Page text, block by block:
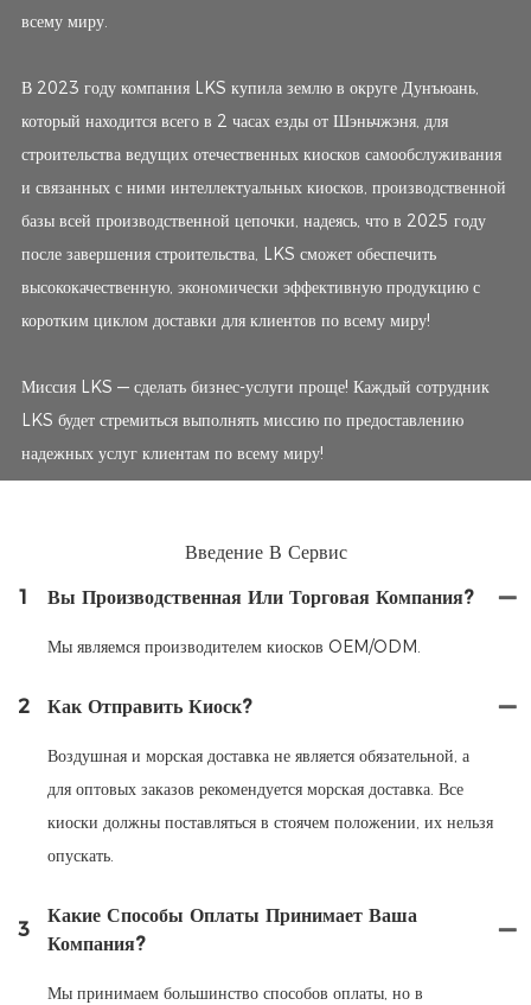
всему миру.
В 2023 году компания LKS купила землю в округе Дунъюань,
который находится всего в 2 часах езды от Шэньчжэня, для
строительства ведущих отечественных киосков самообслуживания
и связанных с ними интеллектуальных киосков, производственной
базы всей производственной цепочки, надеясь, что в 2025 году
после завершения строительства, LKS сможет обеспечить
высококачественную, экономически эффективную продукцию с
коротким циклом доставки для клиентов по всему миру!
Миссия LKS — сделать бизнес-услуги проще! Каждый сотрудник
LKS будет стремиться выполнять миссию по предоставлению
надежных услуг клиентам по всему миру!
Введение В Сервис
1
Вы Производственная Или Торговая Компания?
Мы являемся производителем киосков OEM/ODM.
2 Как Отправить Киоск?
Воздушная и морская доставка не является обязательной, а
для оптовых заказов рекомендуется морская доставка. Все
киоски должны поставляться в стоячем положении, их нельзя
опускать.
3
Какие Способы Оплаты Принимает Ваша
Компания?
Мы принимаем большинство способов оплаты, но в